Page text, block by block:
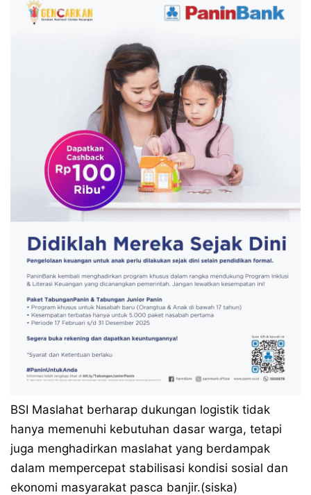
BSI Maslahat berharap dukungan logistik tidak
hanya memenuhi kebutuhan dasar warga, tetapi
juga menghadirkan maslahat yang berdampak
dalam mempercepat stabilisasi kondisi sosial dan
ekonomi masyarakat pasca banjir.(siska)